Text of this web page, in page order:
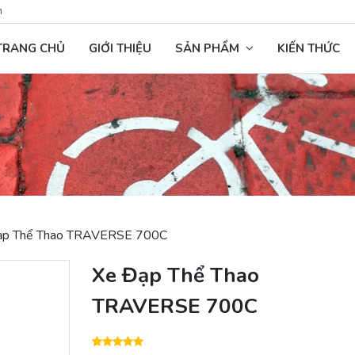
CHỦ GIỚI THIỆU SẢN PHẨM KIẾN THỨC
Thể Thao TRAVERSE 700C
Xe Đạp Thể Thao
TRAVERSE 700C